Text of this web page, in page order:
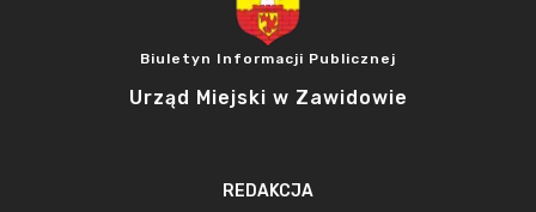
Biuletyn Informacji Publicznej
Urząd Miejski w Zawidowie
REDAKCJA